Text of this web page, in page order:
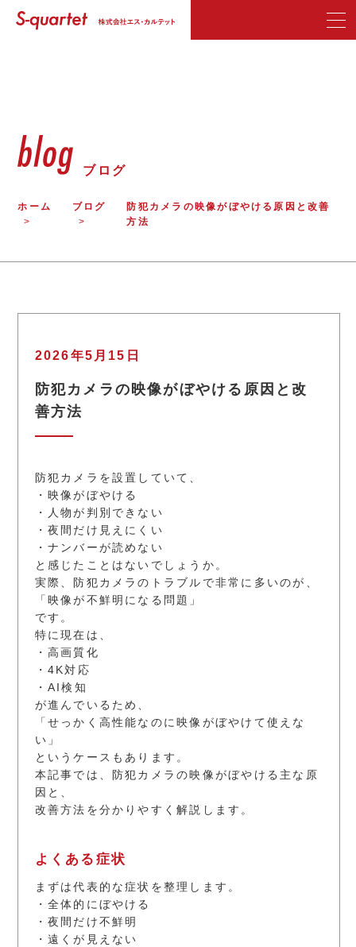
ブログ
ホーム ブログ
防犯カメラの映像がぼやける原因と改善
方法
2026年5月15日
防犯カメラの映像がぼやける原因と改
善方法
防犯カメラを設置していて、
・映像がぼやける
・人物が判別できない
・夜間だけ見えにくい
・ナンバーが読めない
と感じたことはないでしょうか。
実際、防犯カメラのトラブルで非常に多いのが、
「映像が不鮮明になる問題」
です。
特に現在は、
・高画質化
・4K対応
・AI検知
が進んでいるため、
「せっかく高性能なのに映像がぼやけて使えな
い」
というケースもあります。
本記事では、防犯カメラの映像がぼやける主な原
因と、
改善方法を分かりやすく解説します。
よくある症状
まずは代表的な症状を整理します。
・全体的にぼやける
・夜間だけ不鮮明
・遠くが見えない